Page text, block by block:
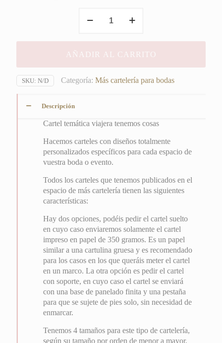
temática
tenemos
cosas
AÑADIR AL CARRITO
SKU: N/D Categoría: Más cartelería para bodas
Descripción
Cartel temática viajera tenemos cosas
Hacemos carteles con diseños totalmente
personalizados específicos para cada espacio de
vuestra boda o evento.
Todos los carteles que tenemos publicados en el
espacio de más cartelería tienen las siguientes
características:
Hay dos opciones, podéis pedir el cartel suelto
en cuyo caso enviaremos solamente el cartel
impreso en papel de 350 gramos. Es un papel
similar a una cartulina gruesa y es recomendado
para los casos en los que queráis meter el cartel
en un marco. La otra opción es pedir el cartel
con soporte, en cuyo caso el cartel se enviará
con una base de panelado finita y una pestaña
para que se sujete de pies solo, sin necesidad de
enmarcar.
Tenemos 4 tamaños para este tipo de cartelería,
según su tamaño por orden de menor a mayor,